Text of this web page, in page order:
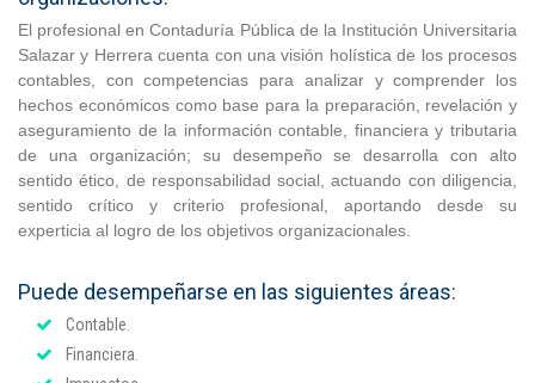
El profesional en Contaduría Pública de la Institución Universitaria
Salazar y Herrera cuenta con una visión holística de los procesos
contables, con competencias para analizar y comprender los
hechos económicos como base para la preparación, revelación y
aseguramiento de la información contable, financiera y tributaria
de una organización; su desempeño se desarrolla con alto
sentido ético, de responsabilidad social, actuando con diligencia,
sentido crítico y criterio profesional, aportando desde su
experticia al logro de los objetivos organizacionales.
Puede desempeñarse en las siguientes áreas:
Contable.
Financiera.